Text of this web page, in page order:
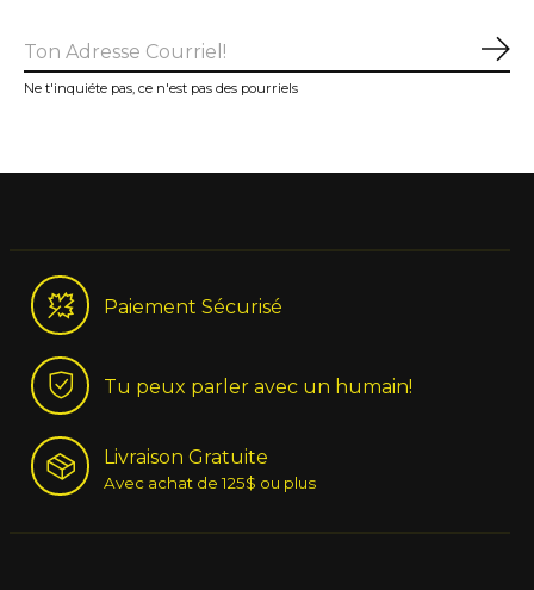
Ne t'inquiéte pas, ce n'est pas des pourriels
Paiement Sécurisé
Tu peux parler avec un humain!
Livraison Gratuite
Avec achat de 125$ ou plus